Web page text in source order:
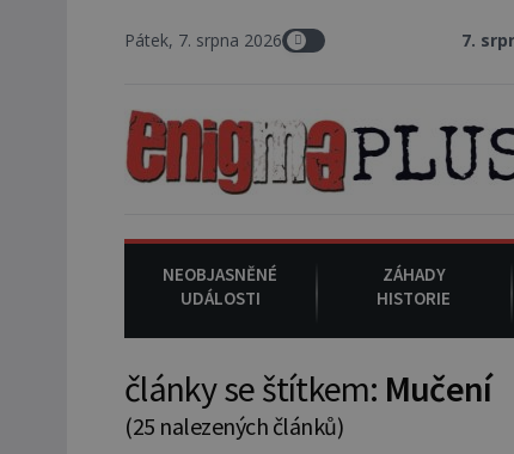
Pátek, 7. srpna 2026 7. srpna 1994: Na
NEOBJASNĚNÉ
UDÁLOSTI
ZÁHADY
HISTORIE
články se štítkem: Mučení
(25 nalezených článků)